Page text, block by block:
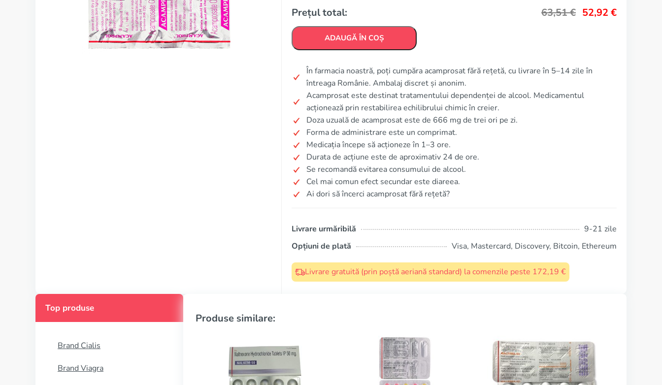
Prețul total: 63,51€ 52,92 €
ADAUGĂ ÎN COȘ
În farmacia noastră, poți cumpăra acamprosat fără rețetă, cu livrare în 5–14 zile în
întreaga Românie. Ambalaj discret și anonim.
Acamprosat este destinat tratamentului dependenței de alcool. Medicamentul
acționează prin restabilirea echilibrului chimic în creier.
Doza uzuală de acamprosat este de 666 mg de trei ori pe zi.
Forma de administrare este un comprimat.
Medicația începe să acționeze în 1–3 ore.
Durata de acțiune este de aproximativ 24 de ore.
Se recomandă evitarea consumului de alcool.
Cel mai comun efect secundar este diareea.
Ai dori să încerci acamprosat fără rețetă?
Livrare urmăribilă
9-21 zile
Opțiuni de plată
Visa, Mastercard, Discovery, Bitcoin, Ethereum
Livrare gratuită (prin poștă aeriană standard) la comenzile peste 172,19 €
Top produse
Brand Cialis
Brand Viagra
Produse similare: